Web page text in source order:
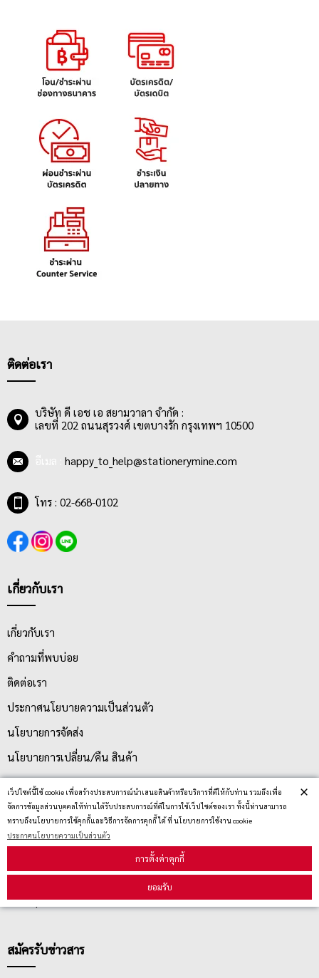
เว็ปไซต์นี้ใช้ cookie เพื่อสร้างประสบการณ์นำเสนอสินค้าหรือบริการที่ดีให้กับท่าน รวมถึงเพื่อ
จัดการข้อมูลส่วนบุคคลให้ท่านได้รับประสบการณ์ที่ดีในการใช้เว็ปไซต์ของเรา ทั้งนี้ท่านสามารถ
ทราบถึงนโยบายการใช้คุกกี้และวิธีการจัดการคุกกี้ ได้ ที่ นโยบายการใช้งาน cookie
ประกาศนโยบายความเป็นส่วนตัว
การตั้งค่าคุกกี้
ยอมรับ
×
ติดต่อเรา
บริษัท ดี เอช เอ สยามวาลา จำกัด :
เลขที่ 202 ถนนสุรวงศ์ เขตบางรัก กรุงเทพฯ 10500
happy_to_help@stationerymine.com
โทร : 02-668-0102
เกี่ยวกับเรา
เกี่ยวกับเรา
คำถามที่พบบ่อย
ติดต่อเรา
ประกาศนโยบายความเป็นส่วนตัว
นโยบายการจัดส่ง
นโยบายการเปลี่ยน/คืน สินค้า
บริการลูกค้า
ตรวจสอบสถานะสินค้า
คู่มือนักช้อป
วิธีลบคุกกี้
สมัครรับข่าวสาร